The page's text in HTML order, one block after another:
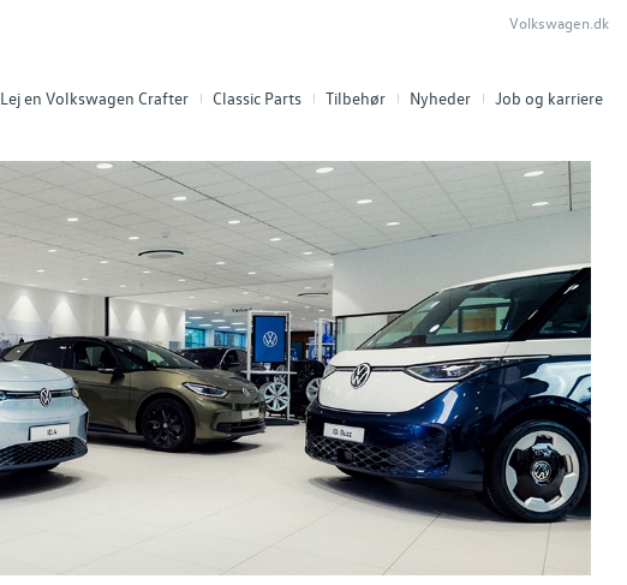
Lej en Volkswagen Crafter Classic Parts Tilbehør Nyheder
Job og karriere
Volkswagen.dk